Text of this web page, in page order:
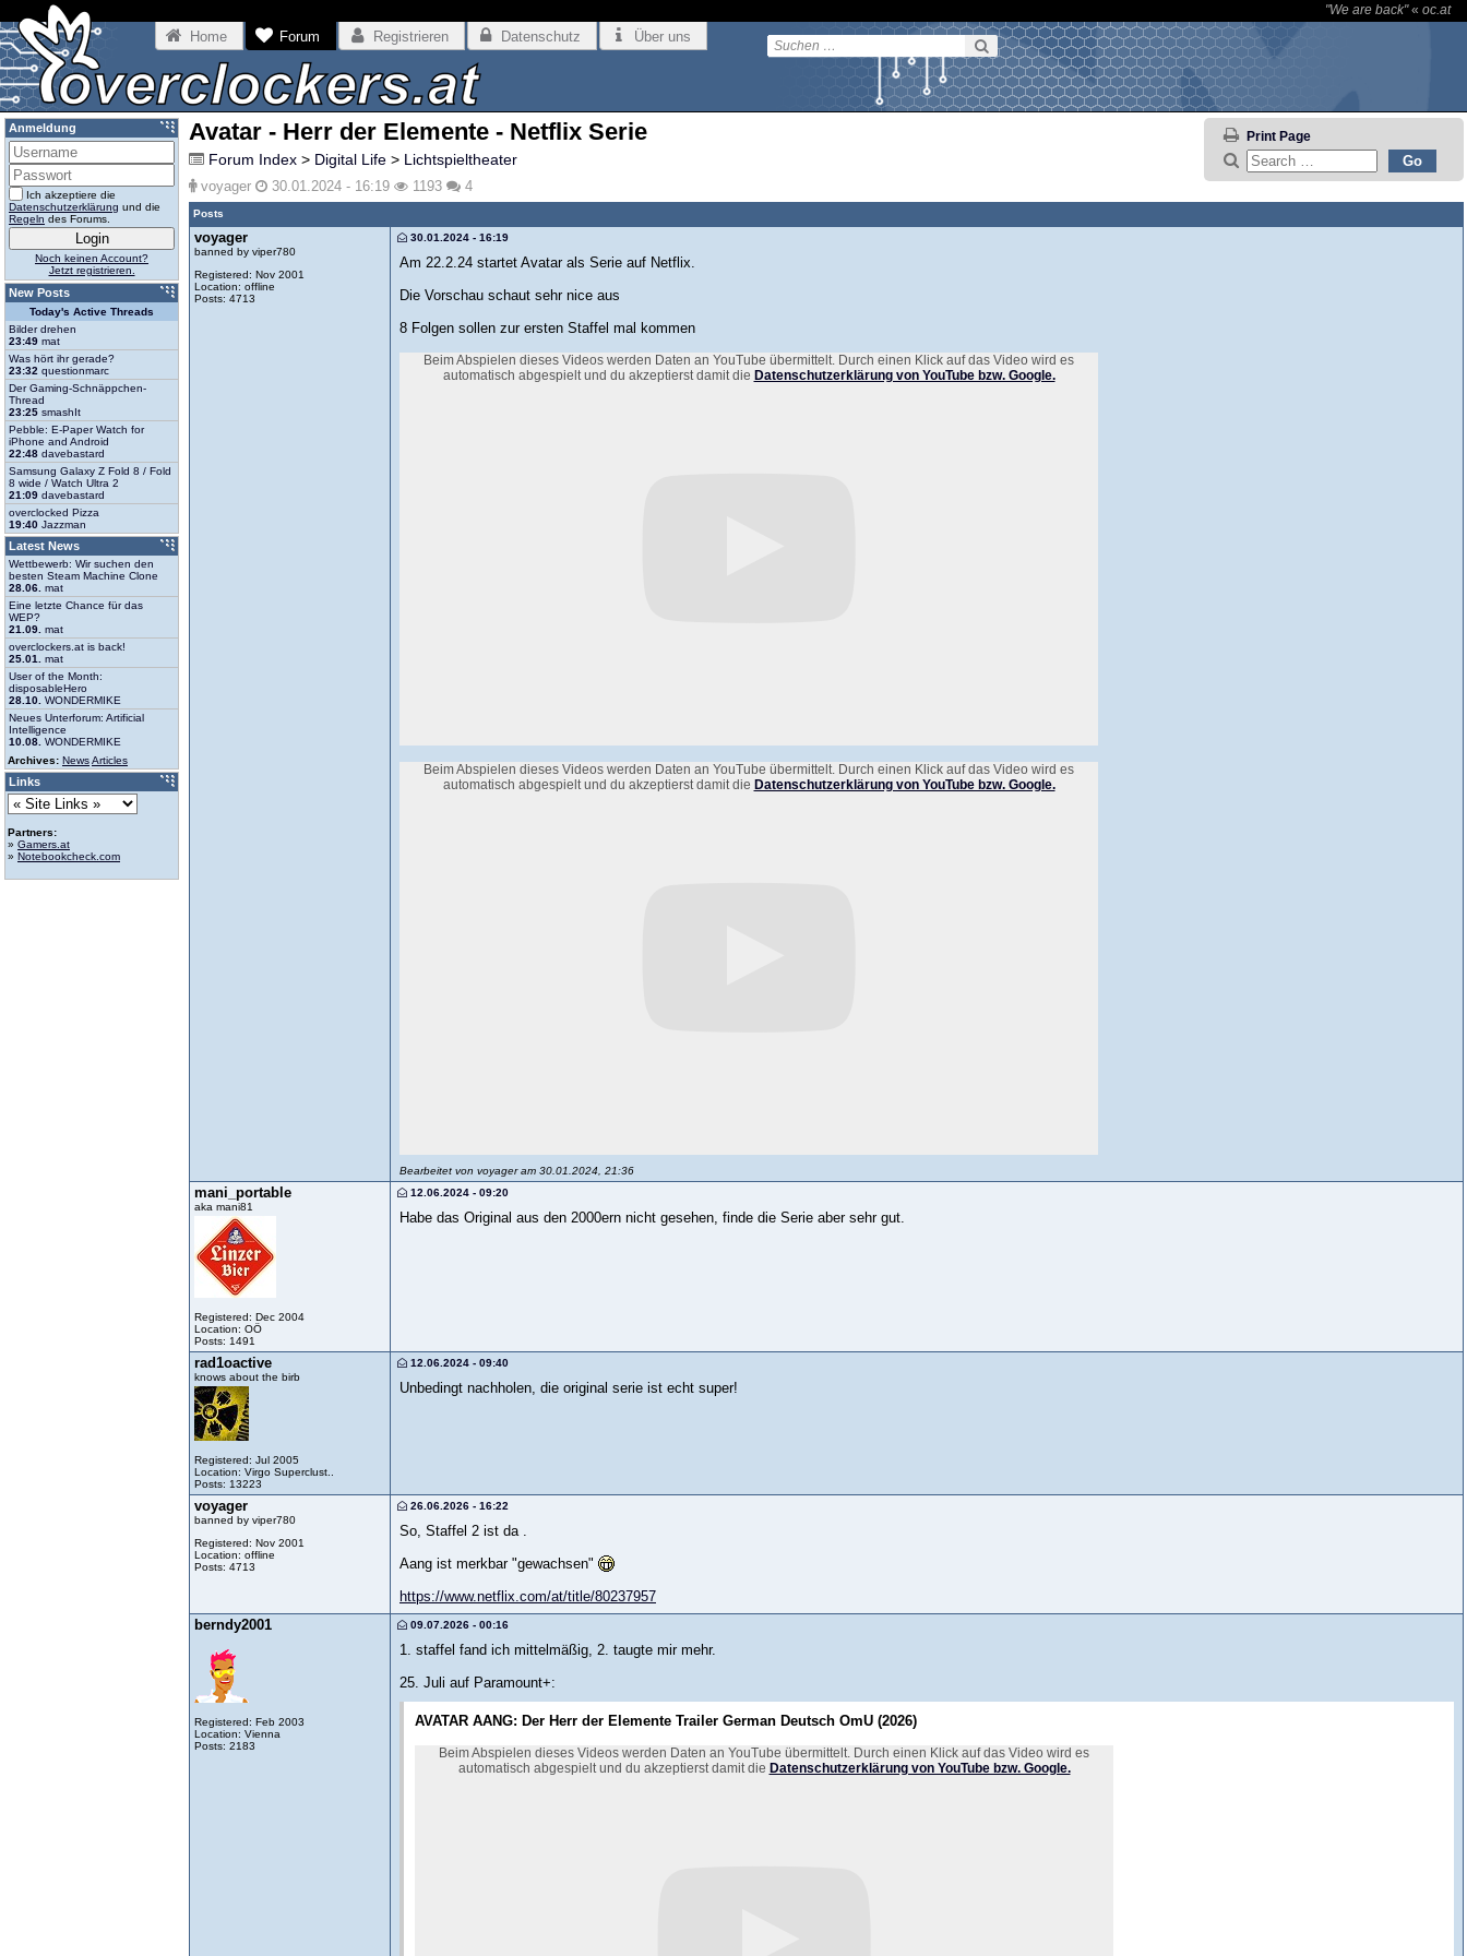
"We are back"« oc.at
Home Forum Registrieren Datenschutz Über uns
Avatar - Herr der Elemente - Netflix Serie Print Page
Forum Index > Digital Life > Lichtspieltheater
voyager 30.01.2024 - 16:19 1193 4
Posts
voyager
banned by viper780
Registered: Nov 2001
Location: offline
Posts: 4713
30.01.2024 - 16:19
Am 22.2.24 startet Avatar als Serie auf Netflix.
Die Vorschau schaut sehr nice aus
8 Folgen sollen zur ersten Staffel mal kommen
Beim Abspielen dieses Videos werden Daten an YouTube übermittelt. Durch einen Klick auf das Video wird es
automatisch abgespielt und du akzeptierst damit die Datenschutzerklärung von YouTube bzw. Google.
Beim Abspielen dieses Videos werden Daten an YouTube übermittelt. Durch einen Klick auf das Video wird es
automatisch abgespielt und du akzeptierst damit die Datenschutzerklärung von YouTube bzw. Google.
Bearbeitet von voyager am 30.01.2024, 21:36
mani_portable
aka mani81
Registered: Dec 2004
Location: OÖ
Posts: 1491
12.06.2024 - 09:20
Habe das Original aus den 2000ern nicht gesehen, finde die Serie aber sehr gut.
rad1oactive
knows about the birb
Registered: Jul 2005
Location: Virgo Superclust..
Posts: 13223
12.06.2024 - 09:40
Unbedingt nachholen, die original serie ist echt super!
voyager
banned by viper780
Registered: Nov 2001
Location: offline
Posts: 4713
26.06.2026 - 16:22
So, Staffel 2 ist da .
Aang ist merkbar "gewachsen"
https://www.netflix.com/at/title/80237957
berndy2001
Registered: Feb 2003
Location: Vienna
Posts: 2183
09.07.2026 - 00:16
1. staffel fand ich mittelmäßig, 2. taugte mir mehr.
25. Juli auf Paramount+:
AVATAR AANG: Der Herr der Elemente Trailer German Deutsch OmU (2026)
Beim Abspielen dieses Videos werden Daten an YouTube übermittelt. Durch einen Klick auf das Video wird es
automatisch abgespielt und du akzeptierst damit die Datenschutzerklärung von YouTube bzw. Google.
Anmeldung
Ich akzeptiere die
Datenschutzerklärung und die
Regeln des Forums.
Noch keinen Account?
Jetzt registrieren.
New Posts
Today's Active Threads
Bilder drehen
23:49 mat
Was hört ihr gerade?
23:32 questionmarc
Der Gaming-Schnäppchen-
Thread
23:25 smashIt
Pebble: E-Paper Watch for
iPhone and Android
22:48 davebastard
Samsung Galaxy Z Fold 8 / Fold
8 wide / Watch Ultra 2
21:09 davebastard
overclocked Pizza
19:40 Jazzman
Latest News
Wettbewerb: Wir suchen den
besten Steam Machine Clone
28.06. mat
Eine letzte Chance für das
WEP?
21.09. mat
overclockers.at is back!
25.01.
mat
User of the Month:
disposableHero
28.10. WONDERMIKE
Neues Unterforum: Artificial
Intelligence
10.08. WONDERMIKE
Archives: NewsArticles
Links
Partners:
» Gamers.at
» Notebookcheck.com